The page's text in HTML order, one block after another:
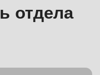
отдела